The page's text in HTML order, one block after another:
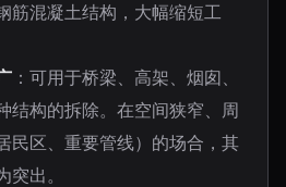
筋混凝土结构，大幅缩短工
：可用于桥梁、高架、烟囱、
结构的拆除。在空间狭窄、周
民区、重要管线）的场合，其
出。